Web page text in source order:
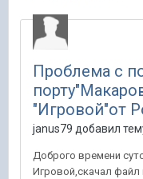
Проблема с
"Игровой"от
janus79 добавил
Доброго времени
Игровой,скачал